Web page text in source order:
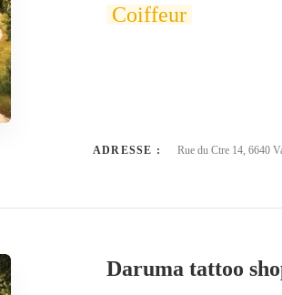
Coiffeur
ADRESSE : Rue du Ctre 14, 6640
Daruma tattoo